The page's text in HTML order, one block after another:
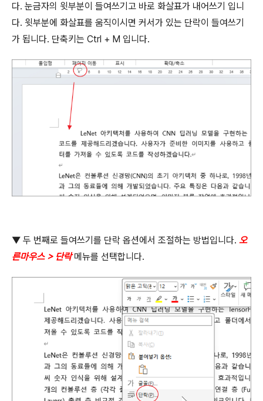
다. 눈금자의 윗부분이 들여쓰기고 바로 화살표가 내어쓰기 입니
다. 윗부분에 화살표를 움직이시면 커서가 있는 단락이 들여쓰기
가 됩니다. 단축키는 Ctrl + M 입니다.
▼ 두 번째로 들여쓰기를 단락 옵션에서 조절하는 방법입니다. 오
른마우스> 단락 메뉴를 선택합니다.